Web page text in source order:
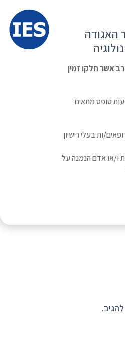
חברים
האגודה
אשר חלקו זמין
טופס מתאים
ות בעלי רישיון
ו/או אדם הנמנה על